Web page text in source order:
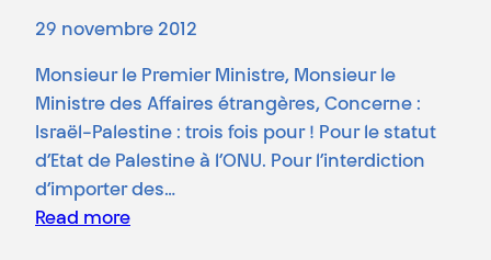
29 novembre 2012
Monsieur le Premier Ministre, Monsieur le
Ministre des Affaires étrangères, Concerne :
Israël-Palestine : trois fois pour ! Pour le statut
d’Etat de Palestine à l’ONU. Pour l’interdiction
d’importer des…
Read more